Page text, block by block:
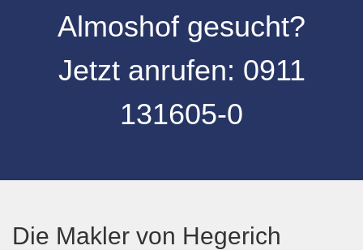
Almoshof gesucht?
Jetzt anrufen: 0911
131605-0
Die Makler von Hegerich